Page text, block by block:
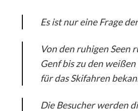
Es ist nur eine Frage
Von den ruhigen Seen
Genf bis zu den
für das Skifahren
Die Besucher werden